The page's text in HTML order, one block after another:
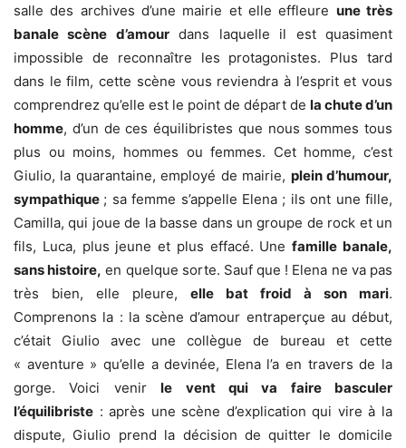
salle des archives d’une mairie et elle effleure une très
banale scène d’amourdans laquelle il est quasiment
impossible de reconnaître les protagonistes. Plus tard
dans le film, cette scène vous reviendra à l’esprit et vous
comprendrez qu’elle est le point de départ de la chute d’un
homme, d’un de ces équilibristes que nous sommes tous
plus ou moins, hommes ou femmes. Cet homme, c’est
Giulio, la quarantaine, employé de mairie, plein d’humour,
sympathique ; sa femme s’appelle Elena ; ils ont une fille,
Camilla, qui joue de la basse dans un groupe de rock et un
fils, Luca, plus jeune et plus effacé. Unefamille banale,
sans histoire, en quelque sorte. Sauf que ! Elena ne va pas
très bien, elle pleure, elle bat froid à son mari.
Comprenons la : la scène d’amour entraperçue au début,
c’était Giulio avec une collègue de bureau et cette
« aventure » qu’elle a devinée, Elena l’a en travers de la
gorge. Voici venirle vent qui va faire basculer
l’équilibriste : après une scène d’explication qui vire à la
dispute, Giulio prend la décision de quitter le domicile